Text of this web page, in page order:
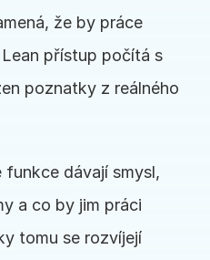
že by práce
přístup počítá s
poznatky z reálného
dávají smysl,
a co by jim práci
tomu se rozvíjejí